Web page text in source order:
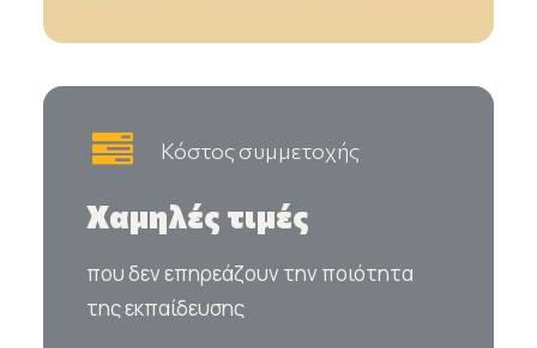
Κόστος συμμετοχής
Χαμηλές τιμές
που δεν επηρεάζουν την ποιότητα
της εκπαίδευσης